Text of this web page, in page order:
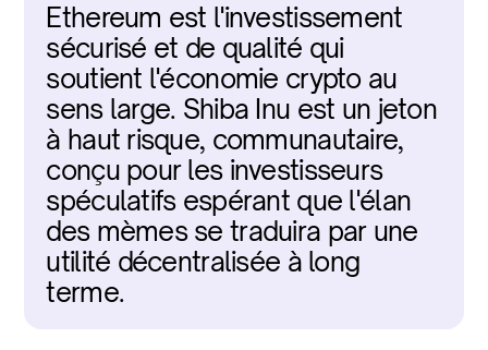
Ethereum est l'investissement
sécurisé et de qualité qui
soutient l'économie crypto au
sens large. Shiba Inu est un jeton
à haut risque, communautaire,
conçu pour les investisseurs
spéculatifs espérant que l'élan
des mèmes se traduira par une
utilité décentralisée à long
terme.